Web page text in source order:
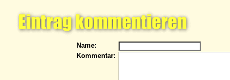
Name:
Kommentar: